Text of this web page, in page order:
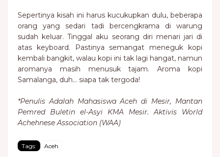
Sepertinya kisah ini harus kucukupkan dulu, beberapa
orang yang sedari tadi bercengkrama di warung
sudah keluar. Tinggal aku seorang diri menari jari di
atas keyboard. Pastinya semangat meneguk kopi
kembali bangkit, walau kopi ini tak lagi hangat, namun
aromanya masih menusuk tajam. Aroma kopi
Samalanga, duh… siapa tak tergoda!
*Penulis Adalah Mahasiswa Aceh di Mesir, Mantan
Pemred Buletin el-Asyi KMA Mesir. Aktivis World
Achehnese Association (WAA)
Tags: Aceh